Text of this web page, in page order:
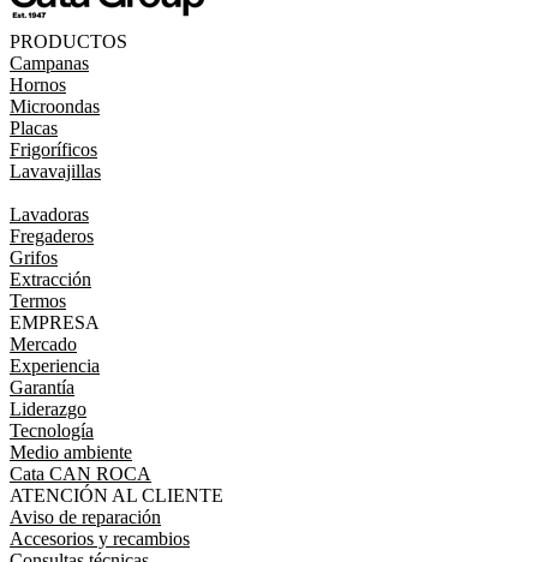
PRODUCTOS
Campanas
Hornos
Microondas
Placas
Frigoríficos
Lavavajillas
Lavadoras
Fregaderos
Grifos
Extracción
Termos
EMPRESA
Mercado
Experiencia
Garantía
Liderazgo
Tecnología
Medio ambiente
Cata CAN ROCA
ATENCIÓN AL CLIENTE
Aviso de reparación
Accesorios y recambios